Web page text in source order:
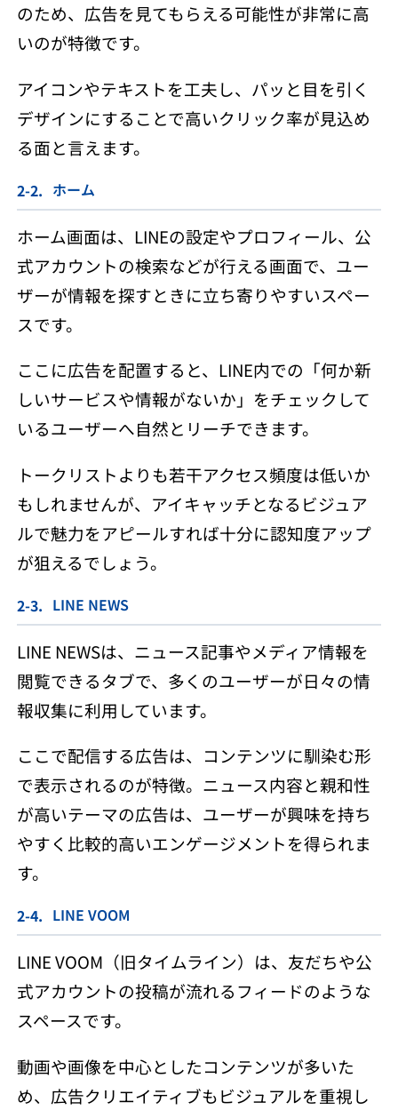
のため、広告を見てもらえる可能性が非常に高
いのが特徴です。
アイコンやテキストを工夫し、パッと目を引く
デザインにすることで高いクリック率が見込め
る面と言えます。
ホーム
ホーム画面は、LINEの設定やプロフィール、公
式アカウントの検索などが行える画面で、ユー
ザーが情報を探すときに立ち寄りやすいスペー
スです。
ここに広告を配置すると、LINE内での「何か新
しいサービスや情報がないか」をチェックして
いるユーザーへ自然とリーチできます。
トークリストよりも若干アクセス頻度は低いか
もしれませんが、アイキャッチとなるビジュア
ルで魅力をアピールすれば十分に認知度アップ
が狙えるでしょう。
LINE NEWS
LINE NEWSは、ニュース記事やメディア情報を
閲覧できるタブで、多くのユーザーが日々の情
報収集に利用しています。
ここで配信する広告は、コンテンツに馴染む形
で表示されるのが特徴。ニュース内容と親和性
が高いテーマの広告は、ユーザーが興味を持ち
やすく比較的高いエンゲージメントを得られま
す。
LINE VOOM
LINE VOOM（旧タイムライン）は、友だちや公
式アカウントの投稿が流れるフィードのような
スペースです。
動画や画像を中心としたコンテンツが多いた
め、広告クリエイティブもビジュアルを重視し